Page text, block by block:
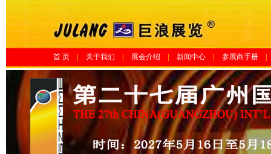
首 页 关于我们 展会介绍 新闻中心 参展商手册|